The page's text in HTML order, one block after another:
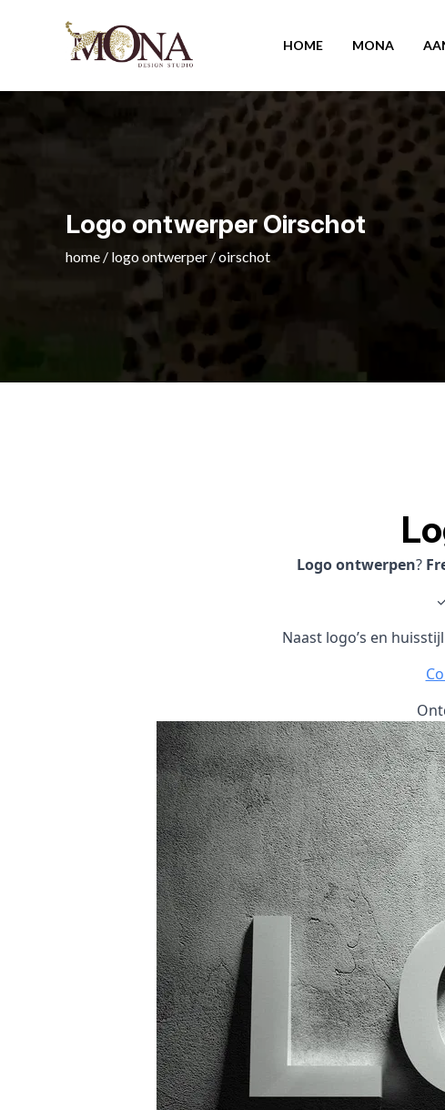
HOME MONA
Logo ontwerper Oirschot
home / logo ontwerper /oirschot
Logo ontwerpen?
Naast logo’s en